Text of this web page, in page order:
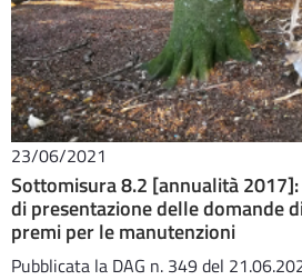
23/06/2021
Sottomisura 8.2 [annualità
di presentazione delle domande
premi per le manutenzioni
Pubblicata la DAG n. 349 del